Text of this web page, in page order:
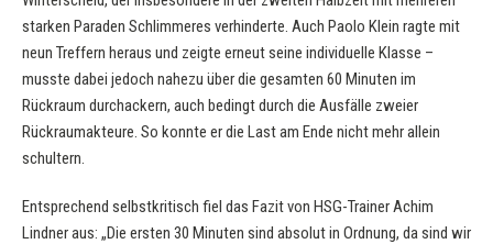
starken Paraden Schlimmeres verhinderte. Auch Paolo Klein ragte mit
neun Treffern heraus und zeigte erneut seine individuelle Klasse –
musste dabei jedoch nahezu über die gesamten 60 Minuten im
Rückraum durchackern, auch bedingt durch die Ausfälle zweier
Rückraumakteure. So konnte er die Last am Ende nicht mehr allein
schultern.
Entsprechend selbstkritisch fiel das Fazit von HSG-Trainer Achim
Lindner aus: „Die ersten 30 Minuten sind absolut in Ordnung, da sind wir